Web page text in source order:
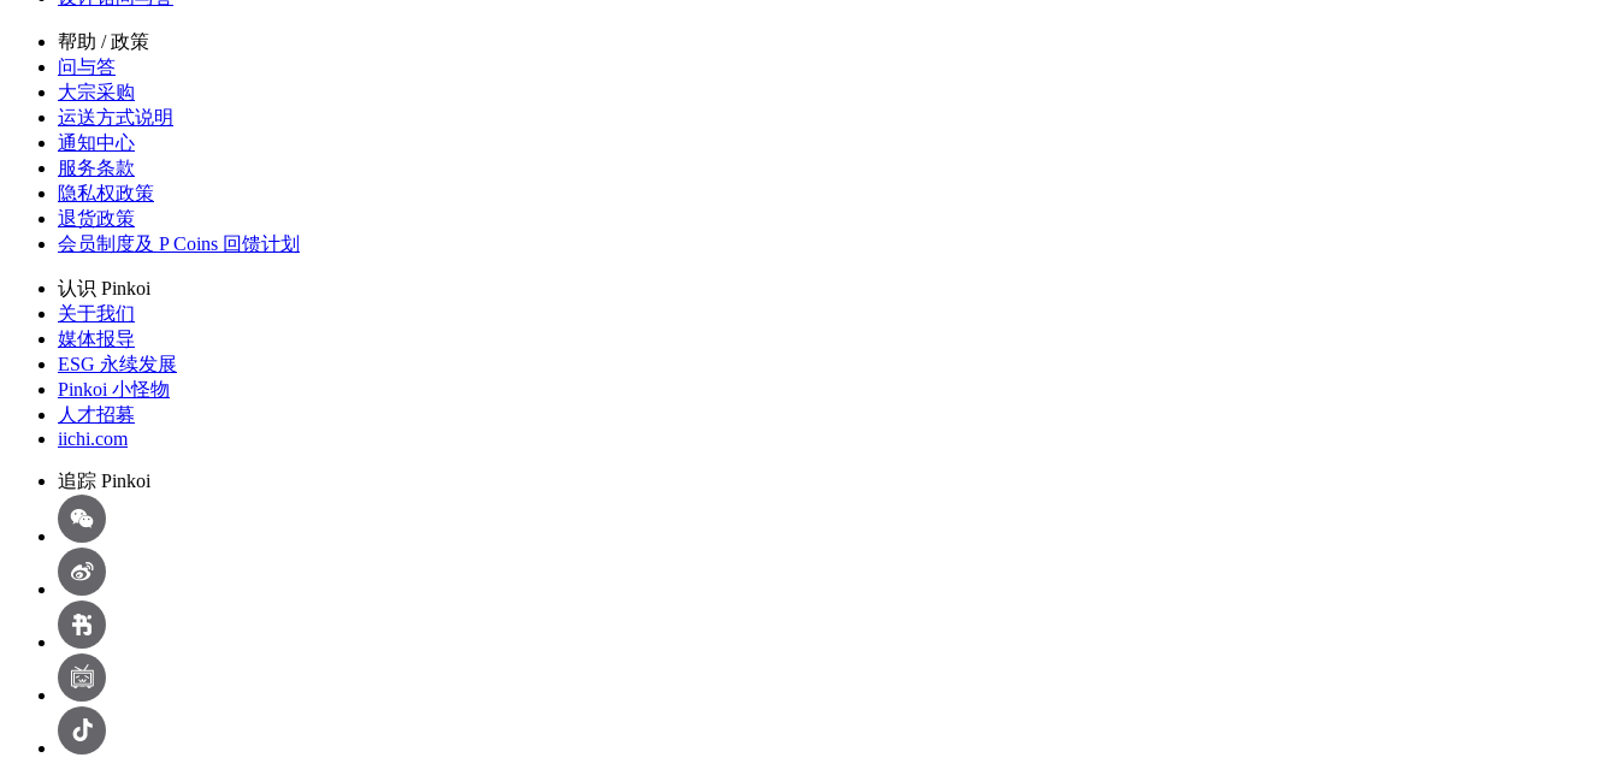
帮助 / 政策
问与答
大宗采购
运送方式说明
通知中心
服务条款
隐私权政策
退货政策
会员制度及 P Coins 回馈计划
认识 Pinkoi
关于我们
媒体报导
ESG 永续发展
Pinkoi 小怪物
人才招募
iichi.com
追踪 Pinkoi